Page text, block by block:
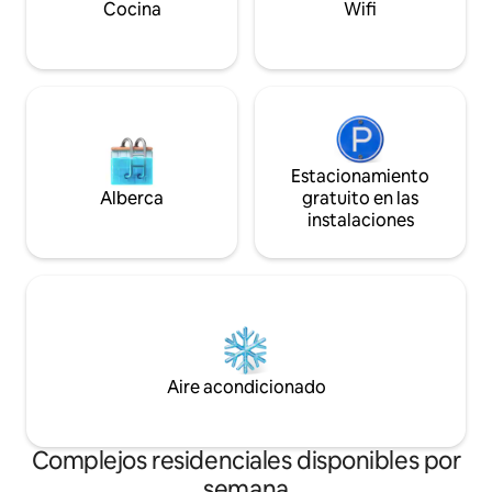
tiene una ducha y
Cocina Wifi
Alberca
Estacionamiento
gratuito en las
instalaciones
Aire acondicionado
Complejos residenciales disponibles por